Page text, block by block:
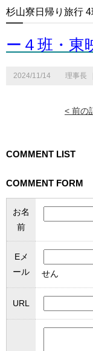
杉山寮日帰り旅行 4
ー４班・東
2024/11/14 理事長
< 前の
COMMENT LIST
COMMENT FORM
お名
前
Eメ
ール
せん
URL